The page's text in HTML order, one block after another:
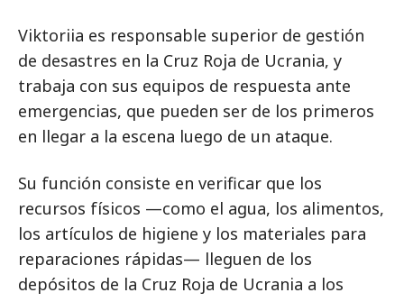
Viktoriia es responsable superior de gestión
de desastres en la Cruz Roja de Ucrania, y
trabaja con sus equipos de respuesta ante
emergencias, que pueden ser de los primeros
en llegar a la escena luego de un ataque.
Su función consiste en verificar que los
recursos físicos —como el agua, los alimentos,
los artículos de higiene y los materiales para
reparaciones rápidas— lleguen de los
depósitos de la Cruz Roja de Ucrania a los